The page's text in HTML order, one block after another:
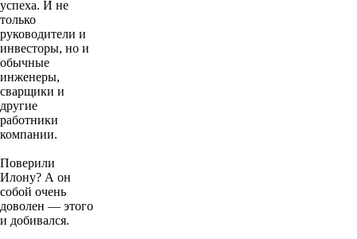
успеха. И не
только
руководители и
инвесторы, но и
обычные
инженеры,
сварщики и
другие
работники
компании.
Поверили
Илону? А он
собой очень
доволен — этого
и добивался.